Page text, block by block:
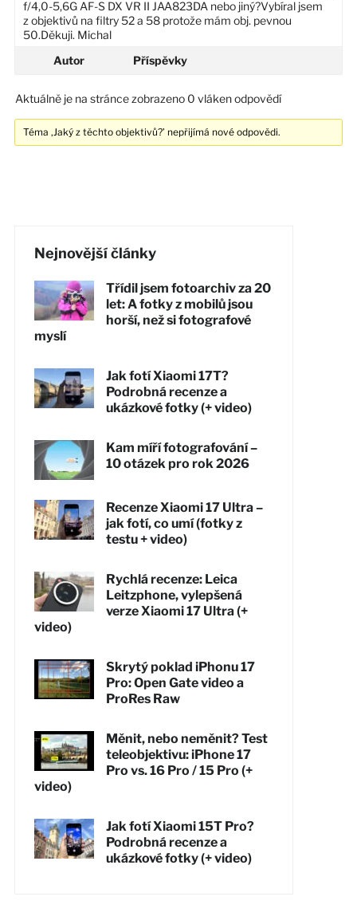
f/4,0-5,6G AF-S DX VR II JAA823DA nebo jiný?Vybíral jsem
z objektivů na filtry 52 a 58 protože mám obj. pevnou
50.Děkuji. Michal
Autor
Příspěvky
Aktuálně je na stránce zobrazeno 0 vláken odpovědí
Téma ‚Jaký z těchto objektivů?’ nepřijímá nové odpovědi.
Nejnovější články
Třídil jsem fotoarchiv za 20
let: A fotky z mobilů jsou
horší, než si fotografové
myslí
Jak fotí Xiaomi 17T?
Podrobná recenze a
ukázkové fotky (+ video)
Kam míří fotografování –
10 otázek pro rok 2026
Recenze Xiaomi 17 Ultra –
jak fotí, co umí (fotky z
testu + video)
Rychlá recenze: Leica
Leitzphone, vylepšená
verze Xiaomi 17 Ultra (+
video)
Skrytý poklad iPhonu 17
Pro: Open Gate video a
ProRes Raw
Měnit, nebo neměnit? Test
teleobjektivu: iPhone 17
Pro vs. 16 Pro / 15 Pro (+
video)
Jak fotí Xiaomi 15T Pro?
Podrobná recenze a
ukázkové fotky (+ video)